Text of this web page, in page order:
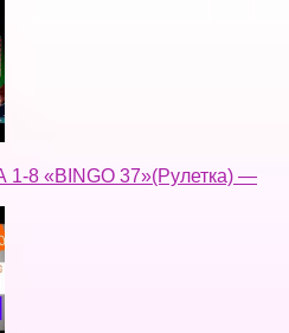
8 «BINGO 37»(Рулетка) —